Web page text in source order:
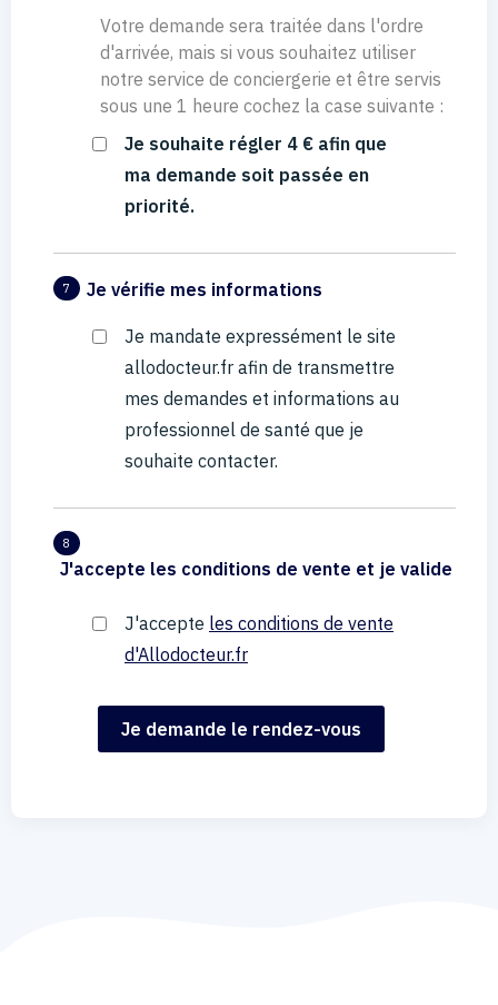
Votre demande sera traitée dans l'ordre
d'arrivée, mais si vous souhaitez utiliser
notre service de conciergerie et être servis
sous une 1 heure cochez la case suivante :
Je souhaite régler 4 € afin que
ma demande soit passée en
priorité.
7 Je vérifie mes informations
Je mandate expressément le site
allodocteur.fr afin de transmettre
mes demandes et informations au
professionnel de santé que je
souhaite contacter.
8
J'accepte les conditions de vente et je valide
J'accepte les conditions de vente
d'Allodocteur.fr